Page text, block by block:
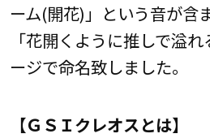
ーム(開花)」という音が含
「花開くように推しで溢
ージで命名致しました。
【ＧＳＩクレオスとは】